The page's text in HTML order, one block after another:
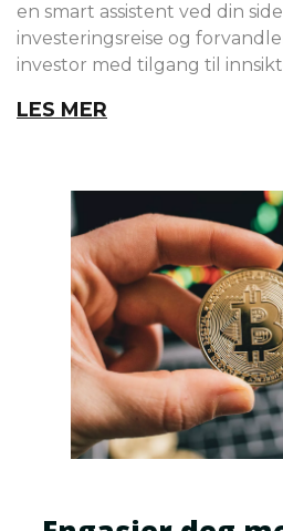
en smart assistent ved din
investeringsreise og
investor med tilgang til
LES MER